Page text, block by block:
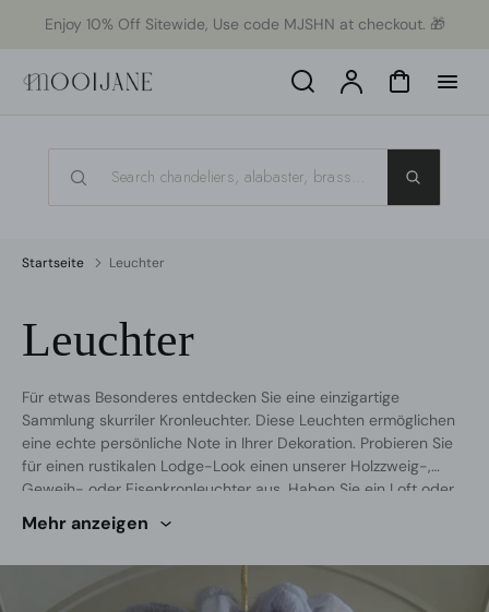
Enjoy 10% Off Sitewide, Use code MJSHN at checkout. 🎁
Search Konto Warenkorb
Startseite Leuchter
Kategorie:
Leuchter
Für etwas Besonderes entdecken Sie eine einzigartige
Sammlung skurriler Kronleuchter. Diese Leuchten ermöglichen
eine echte persönliche Note in Ihrer Dekoration. Probieren Sie
für einen rustikalen Lodge-Look einen unserer Holzzweig-,
Geweih- oder Eisenkronleuchter aus. Haben Sie ein Loft oder
eine Wohnung, die den perfekten modernen Touch braucht?
Mehr anzeigen